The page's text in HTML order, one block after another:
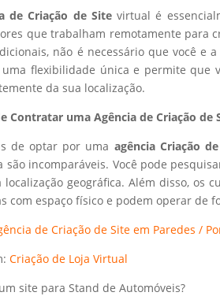
de Criação de Sitevirtual é
que trabalham remotamente para
não é necessário que você e
uma flexibilidade única e permite que
da sua localização.
Contratar uma Agência de Criação
de optar por uma agência Criação
são incomparáveis. Você pode
geográfica. Além disso, os
com espaço físico e podem operar de
de Criação de Site em Paredes /
Criação de Loja Virtual
site para Stand de Automóveis?